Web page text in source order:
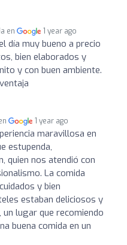
en 1 year ago
día muy bueno a precio
bien elaborados y
y con buen ambiente.
1 year ago
maravillosa en
estupenda,
quien nos atendió con
La comida
y bien
estaban deliciosos y
un lugar que recomiendo
buena comida en un